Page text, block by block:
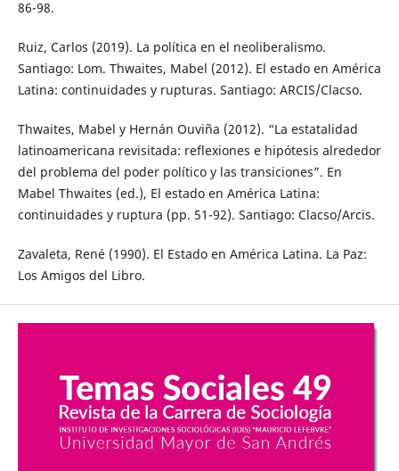
86-98.
Ruiz, Carlos (2019). La política en el neoliberalismo.
Santiago: Lom. Thwaites, Mabel (2012). El estado en América
Latina: continuidades y rupturas. Santiago: ARCIS/Clacso.
Thwaites, Mabel y Hernán Ouviña (2012). “La estatalidad
latinoamericana revisitada: reflexiones e hipótesis alrededor
del problema del poder político y las transiciones”. En
Mabel Thwaites (ed.), El estado en América Latina:
continuidades y ruptura (pp. 51-92). Santiago: Clacso/Arcis.
Zavaleta, René (1990). El Estado en América Latina. La Paz:
Los Amigos del Libro.